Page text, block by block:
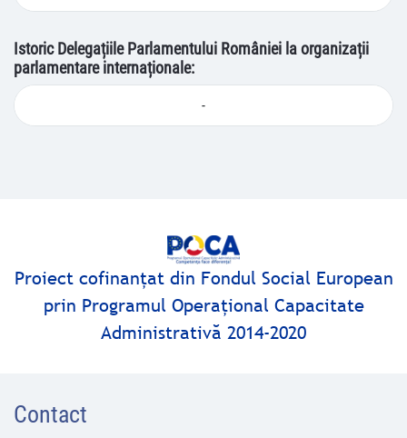
Istoric Delegațiile Parlamentului României la organizații
parlamentare internaționale:
-
Proiect cofinanţat din Fondul Social European
prin Programul Operaţional Capacitate
Administrativă 2014-2020
Contact